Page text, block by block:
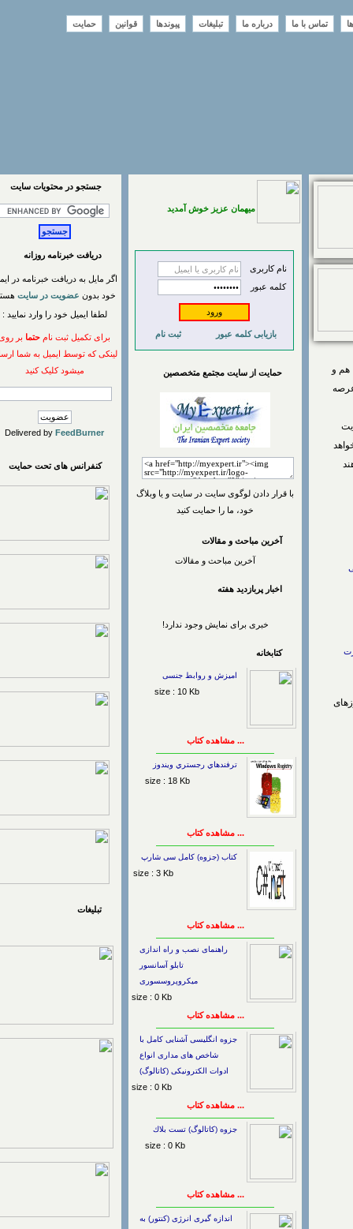
تماس با ما درباره ما تبلیغات پیوندها قوانین حمایت
و
میهمان عزیز خوش آمدید
نام کاربری
کلمه عبور
بازیابی کلمه عبور ثبت نام
حمایت از سایت مجتمع متخصصین
با قرار دادن لوگوی سایت در سایت و یا وبلاگ
خود، ما را حمایت کنید
آخرین مباحث و مقالات
آخرین مباحث و مقالات
اخبار پربازديد هفته
خبری برای نمایش وجود ندارد!
کتابخانه
امیزش و روابط جنسی
... مشاهده کتاب
ترفندهاي رجستري ويندوز
... مشاهده کتاب
کتاب (جزوه) کامل سی شارپ
... مشاهده کتاب
راهنمای نصب و راه اندازی
تابلو آسانسور
میکروپروسسوری
... مشاهده کتاب
جزوه انگلیسی آشنایی کامل با
شاخص های مداری انواع
ادوات الکترونیکی (کاتالوگ)
... مشاهده کتاب
جزوه (کاتالوگ) تست بلاك
... مشاهده کتاب
اندازه گیری انرژی (کنتور) به
جستجو در محتويات سايت
دریافت خبرنامه روزانه
اگر مایل به دریافت خبرنامه در ایمیل
خود بدونعضویت در سایتهستید
لطفا ایمیل خود را وارد نمایید :
برای تکمیل ثبت نام حتمابر روی
لینکی که توسط ایمیل به شما ارسال
میشود کلیک کنید
Delivered byFeedBurner
کنفرانس های تحت حمایت
تبلیغات